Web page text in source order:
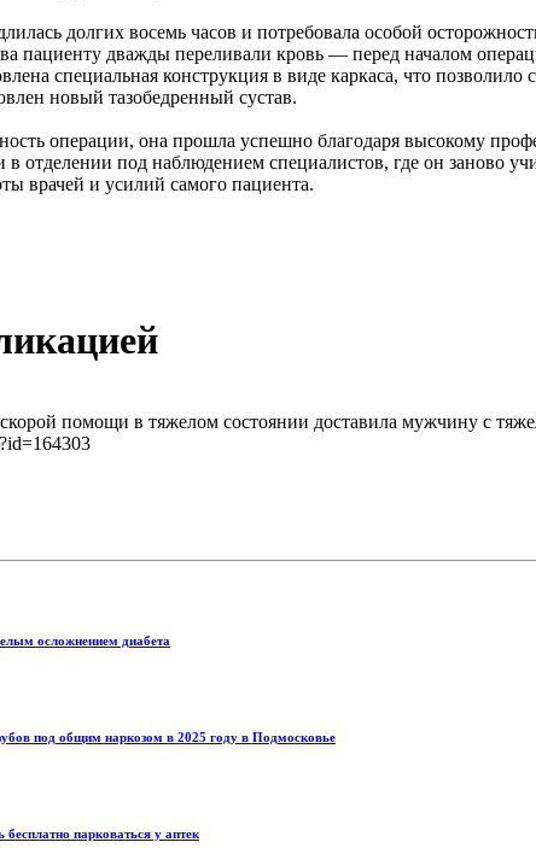
долгих восемь часов и потребовала особой
пациенту дважды переливали кровь — перед началом
специальная конструкция в виде каркаса, что
новый тазобедренный сустав.
операции, она прошла успешно благодаря высокому
отделении под наблюдением специалистов, где он заново
врачей и усилий самого пациента.
помощи в тяжелом состоянии доставила мужчину с
осложнением диабета
под общим наркозом в 2025 году в Подмосковье
парковаться у аптек